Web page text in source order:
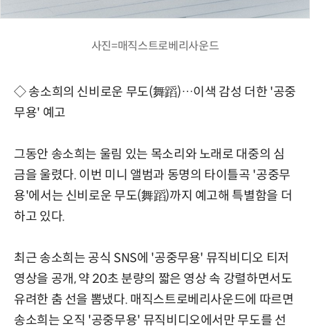
사진=매직스트로베리사운드
◇ 송소희의 신비로운 무도(舞蹈)…이색 감성 더한 '공중
무용' 예고
그동안 송소희는 울림 있는 목소리와 노래로 대중의 심
금을 울렸다. 이번 미니 앨범과 동명의 타이틀곡 '공중무
용'에서는 신비로운 무도(舞蹈)까지 예고해 특별함을 더
하고 있다.
최근 송소희는 공식 SNS에 '공중무용' 뮤직비디오 티저
영상을 공개, 약 20초 분량의 짧은 영상 속 강렬하면서도
유려한 춤 선을 뽐냈다. 매직스트로베리사운드에 따르면
송소희는 오직 '공중무용' 뮤직비디오에서만 무도를 선